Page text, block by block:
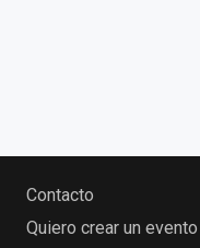
Contacto
Quiero crear un evento